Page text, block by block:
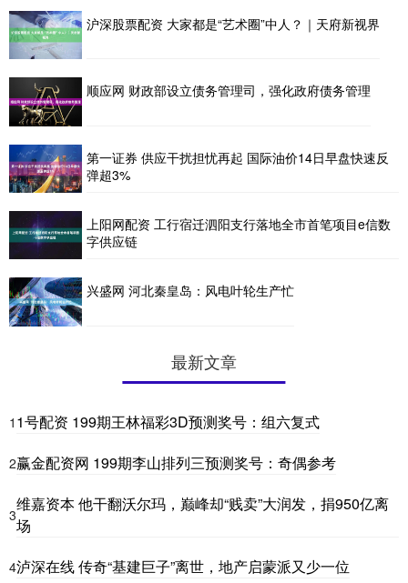
沪深股票配资 大家都是“艺术圈”中人？｜天府新视界
顺应网 财政部设立债务管理司，强化政府债务管理
第一证券 供应干扰担忧再起 国际油价14日早盘快速反
弹超3%
上阳网配资 工行宿迁泗阳支行落地全市首笔项目e信数
字供应链
兴盛网 河北秦皇岛：风电叶轮生产忙
最新文章
1 1号配资 199期王林福彩3D预测奖号：组六复式
2赢金配资网 199期李山排列三预测奖号：奇偶参考
3
维嘉资本 他干翻沃尔玛，巅峰却“贱卖”大润发，捐950亿离
场
4泸深在线 传奇“基建巨子”离世，地产启蒙派又少一位